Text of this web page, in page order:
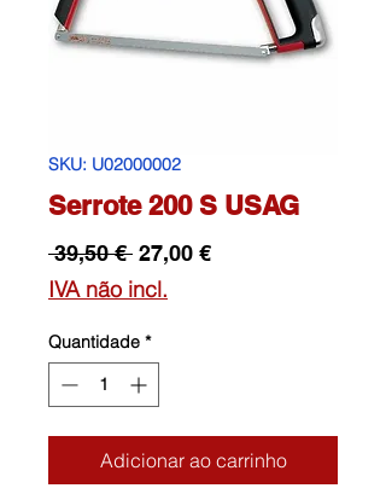
SKU: U02000002
Serrote 200 S USAG
39,50 € Preço
normal
27,00 €Preço
IVA não incl.
Quantidade *
Adicionar ao carrinho